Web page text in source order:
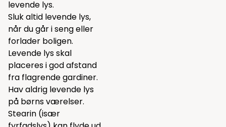
levende lys.
Sluk altid levende lys,
når du går i seng eller
forlader boligen.
Levende lys skal
placeres i god afstand
fra flagrende gardiner.
Hav aldrig levende lys
på børns værelser.
Stearin (især